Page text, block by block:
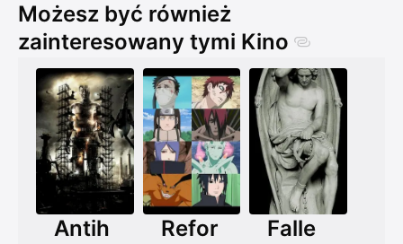
Możesz być również
zainteresowany tymi Kino
Antih
Refor
Falle